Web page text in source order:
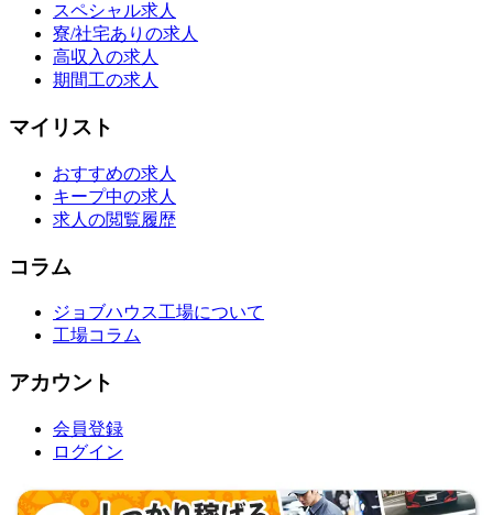
スペシャル求人
寮/社宅ありの求人
高収入の求人
期間工の求人
マイリスト
おすすめの求人
キープ中の求人
求人の閲覧履歴
コラム
ジョブハウス工場について
工場コラム
アカウント
会員登録
ログイン